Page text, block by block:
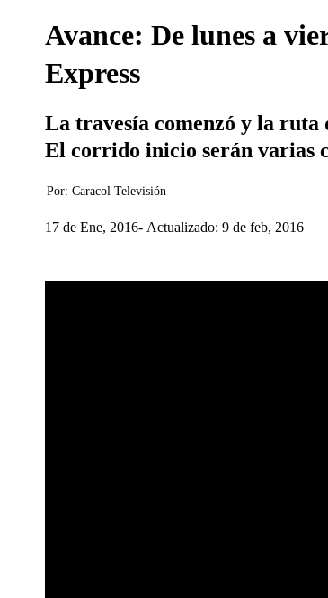
Avance: De lunes a
Express
La travesía comenzó y la
El corrido inicio serán varias
Por: Caracol Televisión
17 de Ene, 2016 Actualizado: 9 de feb, 2016